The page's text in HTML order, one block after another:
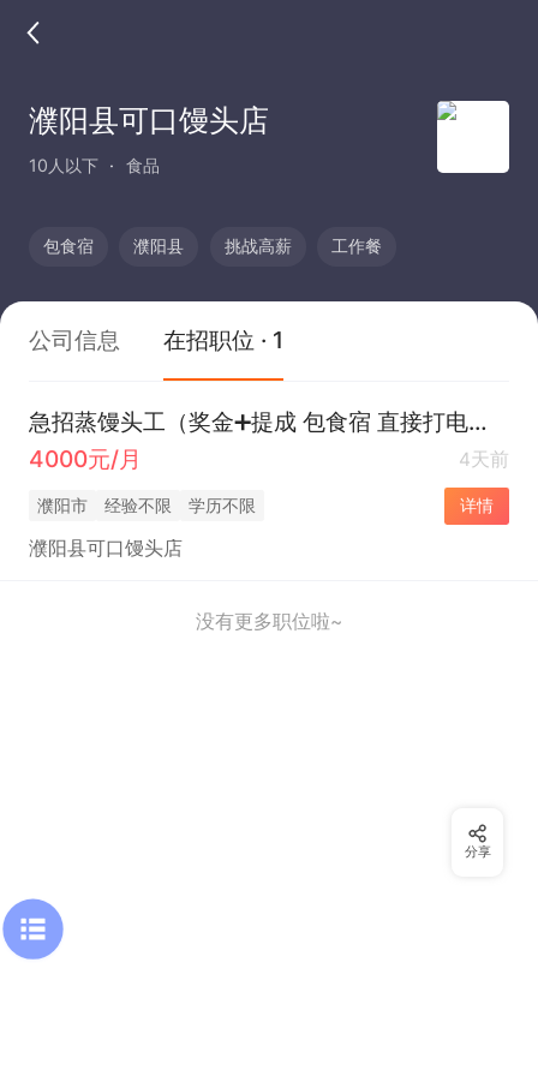
濮阳县可口馒头店
10人以下 食品
包食宿 濮阳县 挑战高薪 工作餐
公司信息 在招职位 · 1
急招蒸馒头工（奖金➕提成 包食宿 直接打电话）
4000元/月
4天前
濮阳市 经验不限 学历不限 详情
濮阳县可口馒头店
没有更多职位啦~
分享